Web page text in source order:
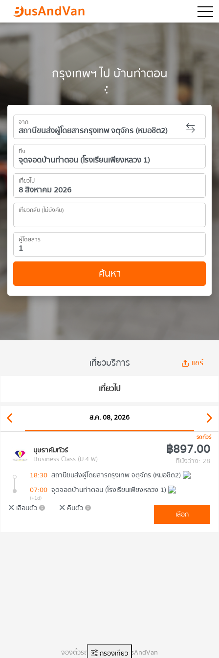
กรุงเทพฯ ไป บ้านท่าตอน
จาก
ถึง
เที่ยวไป
เที่ยวกลับ (ไม่บังคับ)
ผู้โดยสาร
ค้นหา
เที่ยวบริการ แชร์
เที่ยวไป
ส.ค. 08, 2026
รถทัวร์
บุษราคัมทัวร์
Business Class (ม.4 พ)
฿897.00
ที่นั่งว่าง: 28
18:30 สถานีขนส่งผู้โดยสารกรุงเทพ จตุจักร (หมอชิต2)
07:00 จุดจอดบ้านท่าตอน (โรงเรียนเพียงหลวง 1)
(+1d)
เลื่อนตั๋ว คืนตั๋ว
เลือก
กรองเที่ยว
จองตั๋วรถทัวร์ออนไลน์ BusAndVan